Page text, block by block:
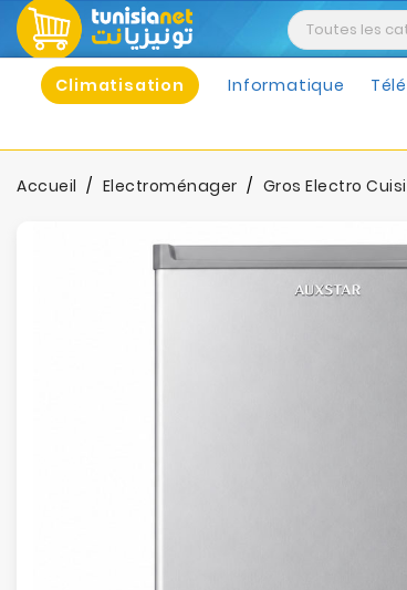
Climatisation Informatique
Accueil Electroménager Gros Electro